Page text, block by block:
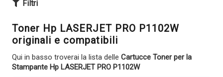
Filtri
Toner Hp LASERJET PRO P1102W
originali e compatibili
Qui in basso troverai la lista delle Cartucce Toner per la
Stampante Hp LASERJET PRO P1102W